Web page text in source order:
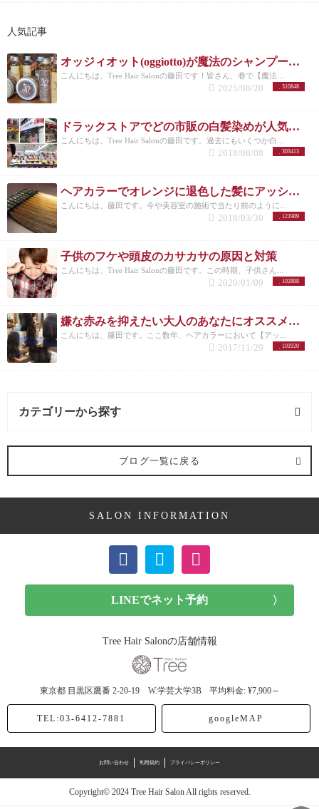
人気記事
オッジィオット(oggiotto)が魔法のシャンプーと呼ばれる理由！取扱店だからこそ分かる髪質改善力
こんにちは、Tree Hair Salonの藤田です！皆さん、巷で【魔法...
310848
2025/08/20
ドラックストアでどの市販の白髪染めが人気なのか美容師がリサーチしてランキングにした。
こんにちは、Tree Hair Salonの藤田です。過去にもいくつか白...
303413
2018/08/08
ヘアカラーでオレンジに退色した髪にアッシュのすすめ
こんにちは、藤田です。今や美容室の施術で当たり前のように...
121909
2018/03/30
子供のフケや頭皮のカサカサの原因と対策
こんにちは、Tree Hair Salonの藤田です。この時期、子供さん...
102898
2020/01/09
嫌な赤みを抑えたい大人のあなたにオススメしたいヘアカラー【アッシュ】
こんにちは、藤田です。ここ数年、ヘアカラーにおいて【アッ...
101920
2017/11/29
カテゴリーから探す
髪型 (54記事)
ヘアドネーション (1記事)
ヘアカラー (40記事)
ブログ一覧に戻る
SALON INFORMATION
Tree Hair Salonの店舗情報
東京都 目黒区鷹番 2-20-19 W.学芸大学3B 平均料金: ¥7,900～
TEL:03-6412-7881 googleMAP
お問い合わせ 利用規約 プライバシーポリシー
Copyright© 2024 Tree Hair Salon All rights reserved.